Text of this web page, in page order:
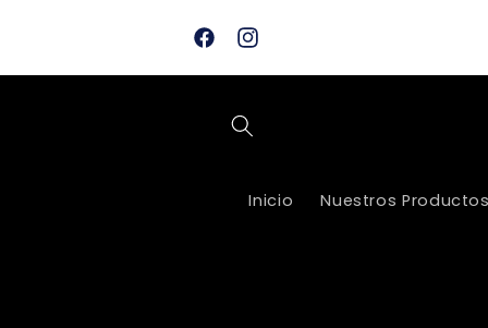
FacebookInstagram
en la web se confirman y procesan de
a.m. a 5:00 p.m.
Inicio Nuestros Productos